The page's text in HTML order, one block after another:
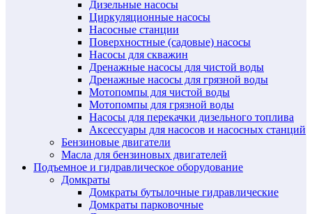
Дизельные насосы
Циркуляционные насосы
Насосные станции
Поверхностные (садовые) насосы
Насосы для скважин
Дренажные насосы для чистой воды
Дренажные насосы для грязной воды
Мотопомпы для чистой воды
Мотопомпы для грязной воды
Насосы для перекачки дизельного топлива
Аксессуары для насосов и насосных станций
Бензиновые двигатели
Масла для бензиновых двигателей
Подъемное и гидравлическое оборудование
Домкраты
Домкраты бутылочные гидравлические
Домкраты парковочные